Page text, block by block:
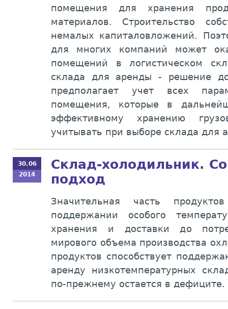
помещения для хранения
материалов. Строительство
немалых капиталовложений.
для многих компаний может
помещений в логистическом
склада для аренды - решение
предполагает учет всех
помещения, которые в
эффективному хранению
учитывать при выборе склада для
30.06
2014
Склад-холодильник.
подход
Значительная часть
поддержании особого
хранения и доставки до
мирового объема производства
продуктов способствует
аренду низкотемпературных
по-прежнему остается в дефиците.